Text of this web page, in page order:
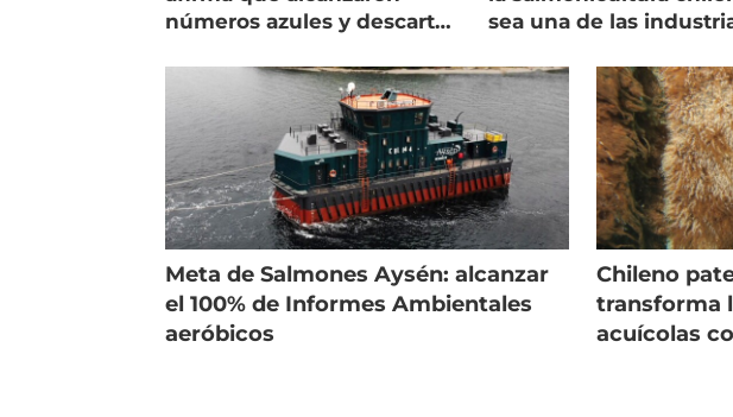
números azules y descarta
sea una de las
Meta de Salmones Aysén: alcanzar
el 100% de Informes Ambientales
aeróbicos
Chileno
transforma
acuícolas